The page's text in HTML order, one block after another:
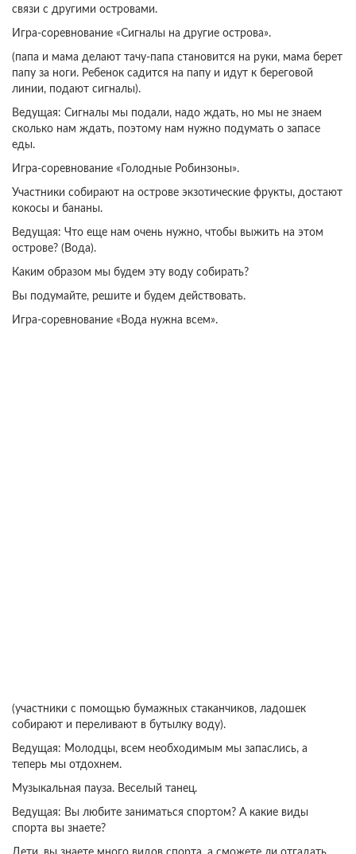
связи с другими островами.
Игра-соревнование «Сигналы на другие острова».
(папа и мама делают тачу-папа становится на руки, мама берет
папу за ноги. Ребенок садится на папу и идут к береговой
линии, подают сигналы).
Ведущая: Сигналы мы подали, надо ждать, но мы не знаем
сколько нам ждать, поэтому нам нужно подумать о запасе
еды.
Игра-соревнование «Голодные Робинзоны».
Участники собирают на острове экзотические фрукты, достают
кокосы и бананы.
Ведущая: Что еще нам очень нужно, чтобы выжить на этом
острове? (Вода).
Каким образом мы будем эту воду собирать?
Вы подумайте, решите и будем действовать.
Игра-соревнование «Вода нужна всем».
(участники с помощью бумажных стаканчиков, ладошек
собирают и переливают в бутылку воду).
Ведущая: Молодцы, всем необходимым мы запаслись, а
теперь мы отдохнем.
Музыкальная пауза. Веселый танец.
Ведущая: Вы любите заниматься спортом? А какие виды
спорта вы знаете?